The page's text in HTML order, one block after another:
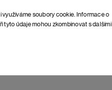
soubory cookie. Informace o
tyto údaje mohou zkombinovat s dalšími